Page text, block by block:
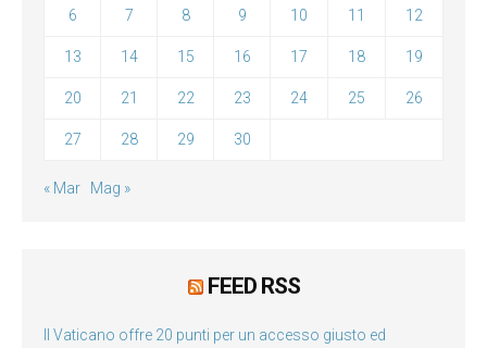
6 7 8 9 10 11 12
13 14 15 16 17 18 19
20 21 22 23 24 25 26
27 28 29 30
« Mar Mag »
FEED RSS
Il Vaticano offre 20 punti per un accesso giusto ed